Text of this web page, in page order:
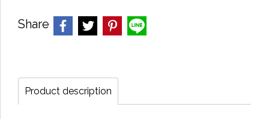
Share
Product description